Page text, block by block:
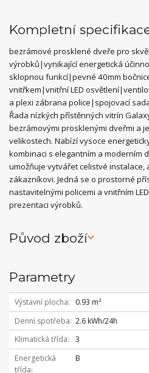
Kompletní
bezrámové prosklené dveře pro
výrobků|vynikající energetická
sklopnou funkcí|pevné 40mm
vnitřkem|vnitřní LED
a plexi zábrana police|spojovací
Řada nízkých přístěnných vitrín
bezrámovými prosklenými dveřmi a
velikostech. Nabízí vysoce
kombinaci s elegantním a moderním
umožňuje vytvářet celistvé instalace,
zákazníkovi. Jedná se o prostorné
nastavitelnými policemi a vnitřním
prezentaci výrobků.
Původ zboží
Parametry
Výstavní plocha
0.93 m²
Denní spotřeba 2.6 kWh/24h
Klimatická třída
3
Energetická
třída
B